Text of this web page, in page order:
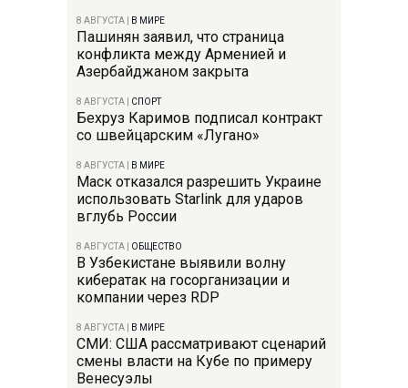
8 АВГУСТА В МИРЕ
Пашинян заявил, что страница
конфликта между Арменией и
Азербайджаном закрыта
8 АВГУСТА СПОРТ
Бехруз Каримов подписал контракт
со швейцарским «Лугано»
8 АВГУСТА В МИРЕ
Маск отказался разрешить Украине
использовать Starlink для ударов
вглубь России
8 АВГУСТА ОБЩЕСТВО
В Узбекистане выявили волну
кибератак на госорганизации и
компании через RDP
8 АВГУСТА В МИРЕ
СМИ: США рассматривают сценарий
смены власти на Кубе по примеру
Венесуэлы